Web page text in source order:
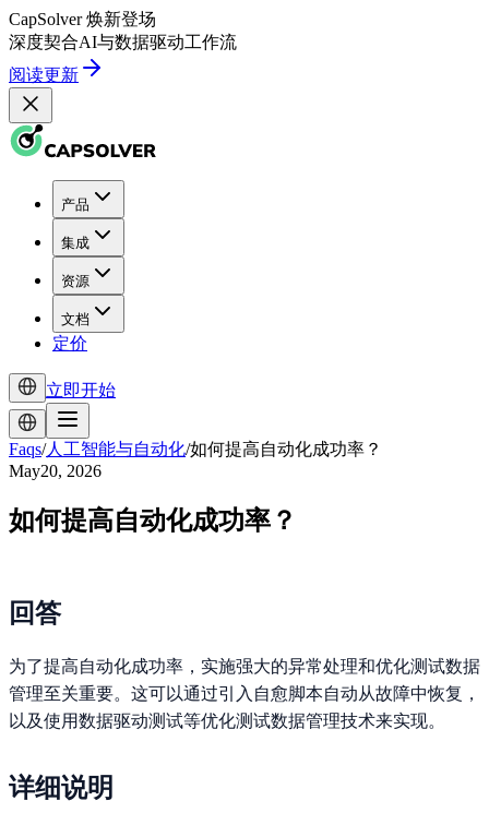
CapSolver 焕新登场
深度契合AI与数据驱动工作流
阅读更新
产品
集成
资源
文档
定价
立即开始
Faqs/人工智能与自动化/如何提高自动化成功率？
May20, 2026
如何提高自动化成功率？
回答
为了提高自动化成功率，实施强大的异常处理和优化测试数据
管理至关重要。这可以通过引入自愈脚本自动从故障中恢复，
以及使用数据驱动测试等优化测试数据管理技术来实现。
详细说明